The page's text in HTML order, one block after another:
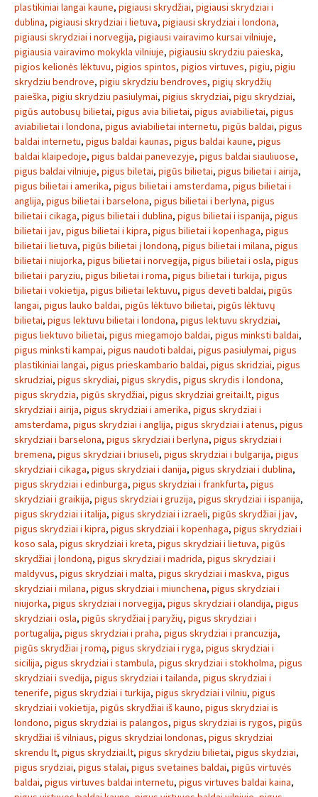
plastikiniai langai kaune, pigiausi skrydžiai, pigiausi skrydziai i
dublina, pigiausi skrydziai i lietuva, pigiausi skrydziai i londona,
pigiausi skrydziai i norvegija, pigiausi vairavimo kursai vilniuje,
pigiausia vairavimo mokykla vilniuje, pigiausiu skrydziu paieska,
pigios kelionės lėktuvu, pigios spintos, pigios virtuves, pigiu, pigiu
skrydziu bendrove, pigiu skrydziu bendroves, pigių skrydžių
paieška, pigiu skrydziu pasiulymai, pigius skrydziai, pigu skrydziai,
pigūs autobusų bilietai, pigus avia bilietai, pigus aviabilietai, pigus
aviabilietai i londona, pigus aviabilietai internetu, pigūs baldai, pigus
baldai internetu, pigus baldai kaunas, pigus baldai kaune, pigus
baldai klaipedoje, pigus baldai panevezyje, pigus baldai siauliuose,
pigus baldai vilniuje, pigus biletai, pigūs bilietai, pigus bilietai i airija,
pigus bilietai i amerika, pigus bilietai i amsterdama, pigus bilietai i
anglija, pigus bilietai i barselona, pigus bilietai i berlyna, pigus
bilietai i cikaga, pigus bilietai i dublina, pigus bilietai i ispanija, pigus
bilietai i jav, pigus bilietai i kipra, pigus bilietai i kopenhaga, pigus
bilietai i lietuva, pigūs bilietai į londoną, pigus bilietai i milana, pigus
bilietai i niujorka, pigus bilietai i norvegija, pigus bilietai i osla, pigus
bilietai i paryziu, pigus bilietai i roma, pigus bilietai i turkija, pigus
bilietai i vokietija, pigus bilietai lektuvu, pigus deveti baldai, pigūs
langai, pigus lauko baldai, pigūs lėktuvo bilietai, pigūs lėktuvų
bilietai, pigus lektuvu bilietai i londona, pigus lektuvu skrydziai,
pigus liektuvo bilietai, pigus miegamojo baldai, pigus minksti baldai,
pigus minksti kampai, pigus naudoti baldai, pigus pasiulymai, pigus
plastikiniai langai, pigus prieskambario baldai, pigus skridziai, pigus
skrudziai, pigus skrydiai, pigus skrydis, pigus skrydis i londona,
pigus skrydzia, pigūs skrydžiai, pigus skrydziai greitai.lt, pigus
skrydziai i airija, pigus skrydziai i amerika, pigus skrydziai i
amsterdama, pigus skrydziai i anglija, pigus skrydziai i atenus, pigus
skrydziai i barselona, pigus skrydziai i berlyna, pigus skrydziai i
bremena, pigus skrydziai i briuseli, pigus skrydziai i bulgarija, pigus
skrydziai i cikaga, pigus skrydziai i danija, pigus skrydziai i dublina,
pigus skrydziai i edinburga, pigus skrydziai i frankfurta, pigus
skrydziai i graikija, pigus skrydziai i gruzija, pigus skrydziai i ispanija,
pigus skrydziai i italija, pigus skrydziai i izraeli, pigūs skrydžiai į jav,
pigus skrydziai i kipra, pigus skrydziai i kopenhaga, pigus skrydziai i
koso sala, pigus skrydziai i kreta, pigus skrydziai i lietuva, pigūs
skrydžiai į londoną, pigus skrydziai i madrida, pigus skrydziai i
maldyvus, pigus skrydziai i malta, pigus skrydziai i maskva, pigus
skrydziai i milana, pigus skrydziai i miunchena, pigus skrydziai i
niujorka, pigus skrydziai i norvegija, pigus skrydziai i olandija, pigus
skrydziai i osla, pigūs skrydžiai į paryžių, pigus skrydziai i
portugalija, pigus skrydziai i praha, pigus skrydziai i prancuzija,
pigūs skrydžiai į romą, pigus skrydziai i ryga, pigus skrydziai i
sicilija, pigus skrydziai i stambula, pigus skrydziai i stokholma, pigus
skrydziai i svedija, pigus skrydziai i tailanda, pigus skrydziai i
tenerife, pigus skrydziai i turkija, pigus skrydziai i vilniu, pigus
skrydziai i vokietija, pigūs skrydžiai iš kauno, pigus skrydziai is
londono, pigus skrydziai is palangos, pigus skrydziai is rygos, pigūs
skrydžiai iš vilniaus, pigus skrydziai londonas, pigus skrydziai
skrendu lt, pigus skrydziai.lt, pigus skrydziu bilietai, pigus skydziai,
pigus srydziai, pigus stalai, pigus svetaines baldai, pigūs virtuvės
baldai, pigus virtuves baldai internetu, pigus virtuves baldai kaina,